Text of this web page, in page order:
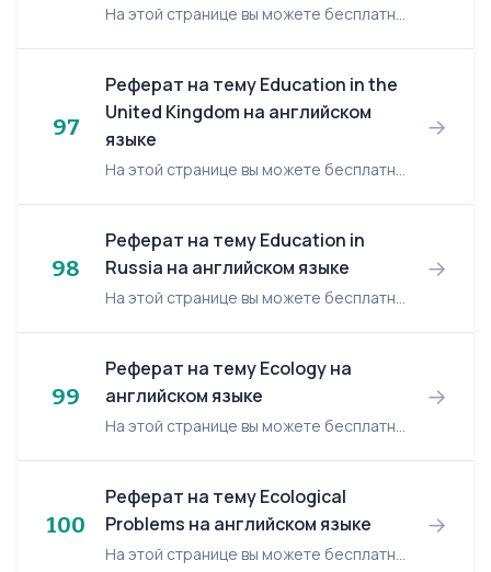
На этой странице вы можете бесплатно читать реферат на английском языке: Education in UK. Education in UK First I'd like to criticize John Major's position about that a good education is n...
97
Реферат на тему Education in the
United Kingdom на английском
языке
На этой странице вы можете бесплатно читать реферат на английском языке: Education in the United Kingdom. Education in the United Kingdom Introduction Education in England is...
→
98
Реферат на тему Education in
Russia на английском языке
На этой странице вы можете бесплатно читать реферат на английском языке: Education in Russia. Education in Russia Secondary education is mandatory in Russia. Children start school at the a...
→
99
Реферат на тему Ecology на
английском языке
На этой странице вы можете бесплатно читать реферат на английском языке: Ecology. Ecology We live on a very beautiful planet – on the Earth. Our planet has very rich resources: the bright...
→
100
Реферат на тему Ecological
Problems на английском языке
На этой странице вы можете бесплатно читать реферат на английском языке: Ecological Problems. Ecological Problems Chapter 1 Ecology is a very popular word today. But what does it mea...
→